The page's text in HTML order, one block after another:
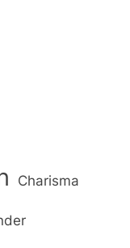
Charisma